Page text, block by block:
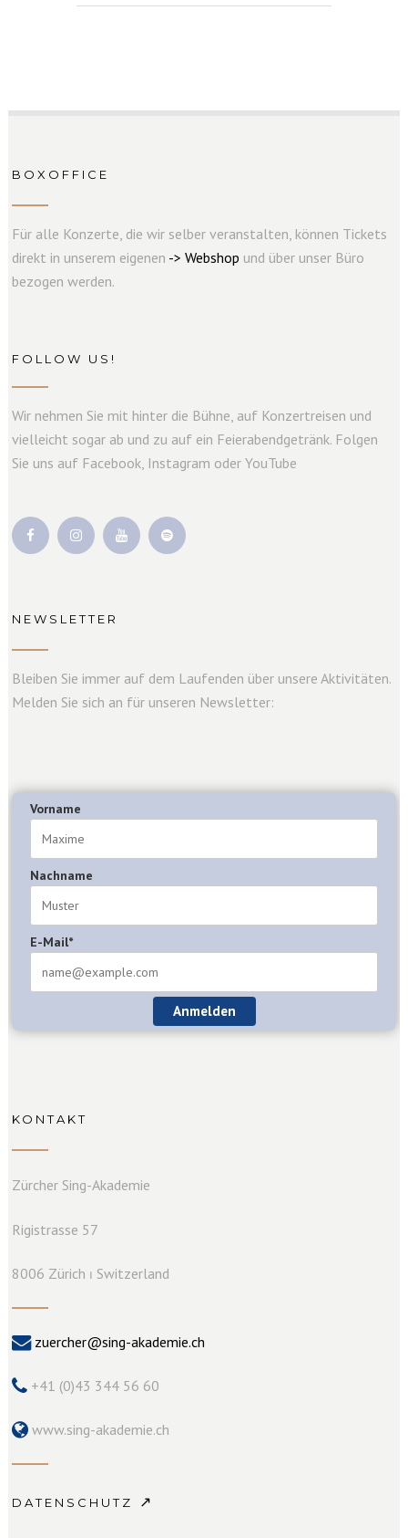
BOXOFFICE
Für alle Konzerte, die wir selber veranstalten, können Tickets
direkt in unserem eigenen ->Webshop und über unser Büro
bezogen werden.
FOLLOW US!
Wir nehmen Sie mit hinter die Bühne, auf Konzertreisen und
vielleicht sogar ab und zu auf ein Feierabendgetränk. Folgen
Sie uns auf Facebook, Instagram oder YouTube
NEWSLETTER
Bleiben Sie immer auf dem Laufenden über unsere Aktivitäten.
Melden Sie sich an für unseren Newsletter:
Vorname
Nachname
E-Mail*
Anmelden
KONTAKT
Zürcher Sing-Akademie
Rigistrasse 57
8006 Zürich ⏐ Switzerland
zuercher@sing-akademie.ch
+41 (0)43 344 56 60
www.sing-akademie.ch
DATENSCHUTZ ↗